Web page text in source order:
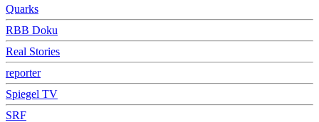
Quarks
RBB Doku
Real Stories
reporter
Spiegel TV
SRF